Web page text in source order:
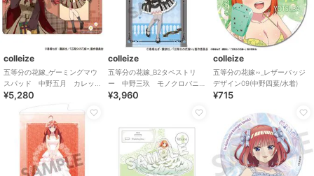
colleize
五等分の花嫁_ゲーミングマウ
スパッド 中野五月 カレッ
ジスタイル
¥5,280
colleize
五等分の花嫁_B2タペストリ
ー 中野三玖 モノクロバニ
ードレス
¥3,960
colleize
五等分の花嫁∽_レザーバッジ
デザイン09(中野四葉/水着)
¥715